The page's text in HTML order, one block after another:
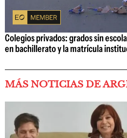
Colegios privados: grados sin
en bachillerato y la matrícula
MÁS NOTICIAS DE